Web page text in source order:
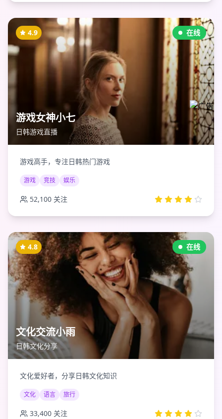
在线
4.9
游戏女神小七
日韩游戏直播
游戏高手，专注日韩热门游戏
游戏 竞技 娱乐
52,100 关注
在线
4.8
文化交流小雨
日韩文化分享
文化爱好者，分享日韩文化知识
文化 语言 旅行
33,400 关注